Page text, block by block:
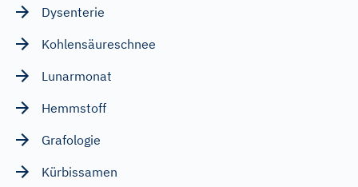
Dysenterie
Kohlensäureschnee
Lunarmonat
Hemmstoff
Grafologie
Kürbissamen